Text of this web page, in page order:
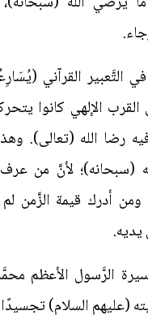
التَّعبير القرآني
الإلهي كانوا
رضا الله (تعالى).
(سبحانه)؛ لأنَّ من
ومن أدرك قيمة الزَّمن
الرَّسول الأعظم
(عليهم السلام)